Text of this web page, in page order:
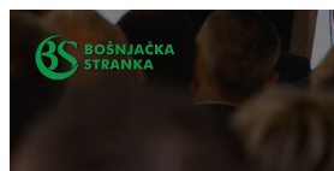
Idi
sadržaj